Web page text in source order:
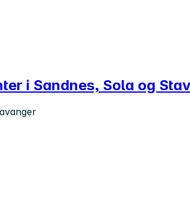
i Sandnes, Sola og